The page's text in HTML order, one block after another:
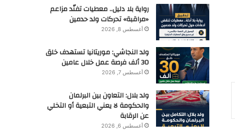
رواية بلا دليل.. معطيات تفنّد مزاعم
«مراقبة» تحركات ولد حدمين
أغسطس 8, 2026
ولد النجاشي: موريتانيا تستهدف خلق
30 ألف فرصة عمل خلال عامين
أغسطس 7, 2026
ولد بلال: التعاون بين البرلمان
والحكومة لا يعني التبعية أو التخلي
عن الرقابة
أغسطس 6, 2026